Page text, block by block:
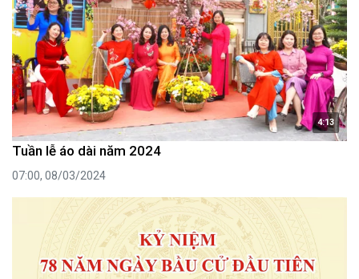
4:13
Tuần lễ áo dài năm 2024
07:00, 08/03/2024